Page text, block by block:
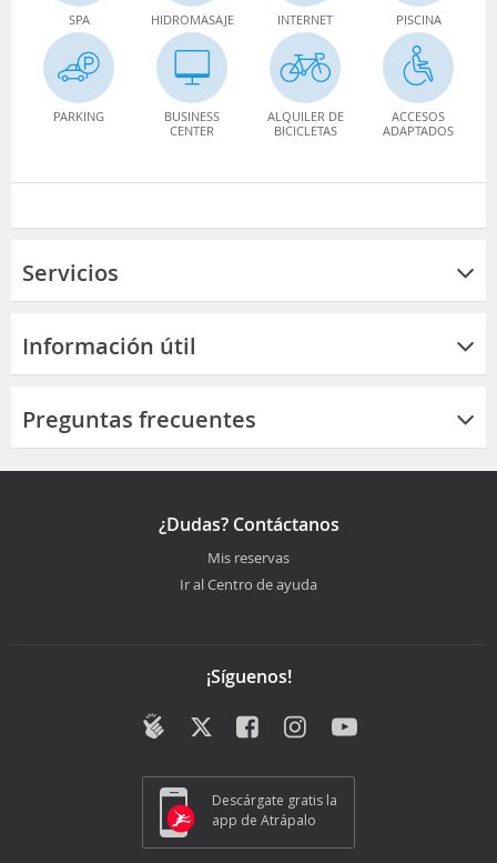
SPA HIDROMASAJE INTERNET PISCINA
PARKING
BUSINESS
CENTER
ALQUILER DE
BICICLETAS
ACCESOS
ADAPTADOS
Servicios
Información útil
Preguntas frecuentes
¿Dudas? Contáctanos
Mis reservas
Ir al Centro de ayuda
¡Síguenos!
Descárgate gratis la
app de Atrápalo